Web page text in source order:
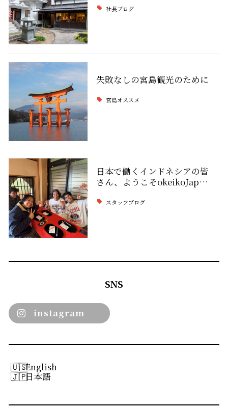
社長ブログ
失敗なしの宮島観光のために
宮島オススメ
日本で働くインドネシアの皆
さん、ようこそokeikoJap…
スタッフブログ
SNS
instagram
English
日本語